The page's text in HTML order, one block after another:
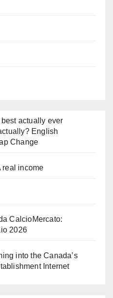
actually ever
English
Change
real income
CalcioMercato:
2026
into the Canada’s
Internet